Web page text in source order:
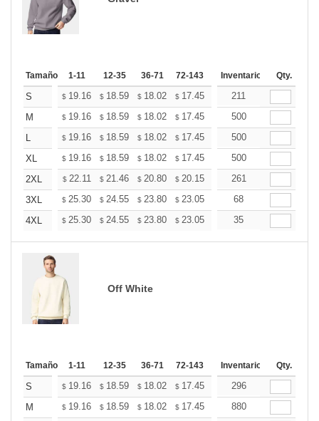
Tamaño 1-11 12-35 36-71 72-143 144-287 288 +
Inventario Qty.
S $ 19.16 $ 18.59 $ 18.02 $ 17.45 16.89
211
M
$ 19.16 $ 18.59 $ 18.02 $ 17.45 16.89
500
L
$ 19.16 $ 18.59 $ 18.02 $ 17.45 16.89
500
XL
$ 19.16 $ 18.59 $ 18.02 $ 17.45 16.89
500
2XL
$ 22.11 $ 21.46 $ 20.80 $ 20.15 19.49
261
3XL
$ 25.30 $ 24.55 $ 23.80 $ 23.05 22.30
68
4XL
$ 25.30 $ 24.55 $ 23.80 $ 23.05 22.30
35
Off White
Tamaño 1-11 12-35 36-71 72-143 144-287 288 +
Inventario Qty.
S $ 19.16 $ 18.59 $ 18.02 $ 17.45 16.89
296
M
$ 19.16 $ 18.59 $ 18.02 $ 17.45 16.89
880